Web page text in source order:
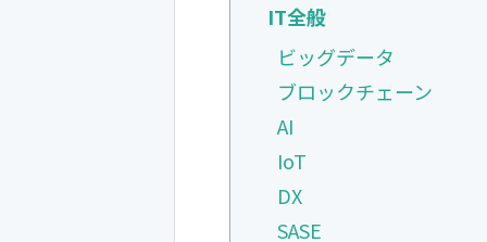
IT全般
ビッグデータ
ブロックチェーン
AI
IoT
DX
SASE